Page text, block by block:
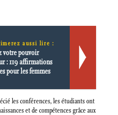
aussi lire :
votre pouvoir
: 119 affirmations
pour les femmes
les conférences, les étudiants ont
et de compétences grâce aux